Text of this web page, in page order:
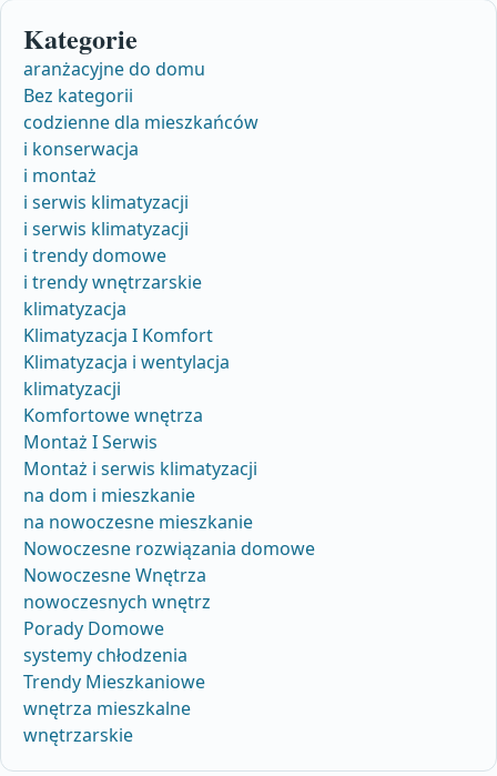
Kategorie
aranżacyjne do domu
Bez kategorii
codzienne dla mieszkańców
i konserwacja
i montaż
i serwis klimatyzacji
i serwis klimatyzacji
i trendy domowe
i trendy wnętrzarskie
klimatyzacja
Klimatyzacja I Komfort
Klimatyzacja i wentylacja
klimatyzacji
Komfortowe wnętrza
Montaż I Serwis
Montaż i serwis klimatyzacji
na dom i mieszkanie
na nowoczesne mieszkanie
Nowoczesne rozwiązania domowe
Nowoczesne Wnętrza
nowoczesnych wnętrz
Porady Domowe
systemy chłodzenia
Trendy Mieszkaniowe
wnętrza mieszkalne
wnętrzarskie